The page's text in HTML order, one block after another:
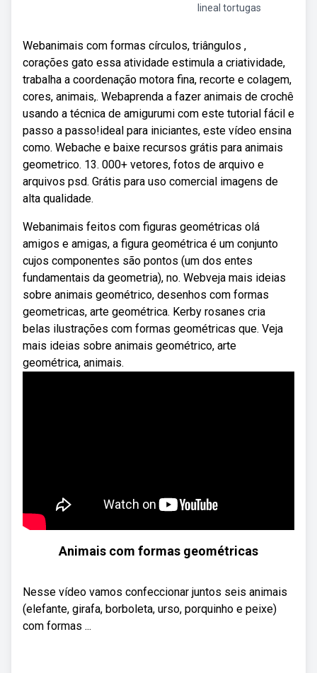
lineal tortugas
Webanimais com formas círculos, triângulos ,
corações gato essa atividade estimula a criatividade,
trabalha a coordenação motora fina, recorte e colagem,
cores, animais,. Webaprenda a fazer animais de crochê
usando a técnica de amigurumi com este tutorial fácil e
passo a passo!ideal para iniciantes, este vídeo ensina
como. Webache e baixe recursos grátis para animais
geometrico. 13. 000+ vetores, fotos de arquivo e
arquivos psd. Grátis para uso comercial imagens de
alta qualidade.
Webanimais feitos com figuras geométricas olá
amigos e amigas, a figura geométrica é um conjunto
cujos componentes são pontos (um dos entes
fundamentais da geometria), no. Webveja mais ideias
sobre animais geométrico, desenhos com formas
geometricas, arte geométrica. Kerby rosanes cria
belas ilustrações com formas geométricas que. Veja
mais ideias sobre animais geométrico, arte
geométrica, animais.
Animais com formas geométricas
Nesse vídeo vamos confeccionar juntos seis animais
(elefante, girafa, borboleta, urso, porquinho e peixe)
com formas ...